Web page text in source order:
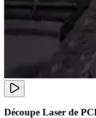
Découpe Laser de